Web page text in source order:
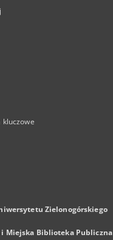
kluczowe
Zielonogórskiego
i Miejska Biblioteka Publiczna